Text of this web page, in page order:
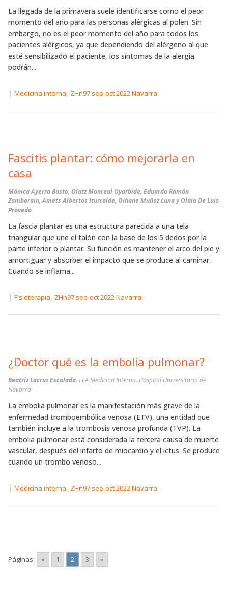
La llegada de la primavera suele identificarse como el peor
momento del año para las personas alérgicas al polen. Sin
embargo, no es el peor momento del año para todos los
pacientes alérgicos, ya que dependiendo del alérgeno al que
esté sensibilizado el paciente, los síntomas de la alergia
podrán...
| Medicina interna, ZHn97 sep-oct 2022 Navarra
Fascitis plantar: cómo mejorarla en
casa
Mónica Ayerra Busto, Olatz Monreal Oyarbide, Eduardo Ramón
Zamborain, Amets Albertos Iturralde, Oihane Muñoz Luna y Olaia De Luis
Provedo
La fascia plantar es una estructura parecida a una tela
triangular que une el talón con la base de los 5 dedos por la
parte inferior o plantar. Su función es mantener el arco del pie y
amortiguar y absorber el impacto que se produce al caminar.
Cuando se inflama...
| Fisioterapia, ZHn97 sep-oct 2022 Navarra
¿Doctor qué es la embolia pulmonar?
Beatriz Lacruz Escalada. FEA Medicina Interna. Hospital Universitario de
Navarra
La embolia pulmonar es la manifestación más grave de la
enfermedad tromboembólica venosa (ETV), una entidad que
también incluye a la trombosis venosa profunda (TVP). La
embolia pulmonar está considerada la tercera causa de muerte
vascular, después del infarto de miocardio y el ictus. Se produce
cuando un trombo venoso...
| Medicina interna, ZHn97 sep-oct 2022 Navarra
Páginas: « 1 2 3 »